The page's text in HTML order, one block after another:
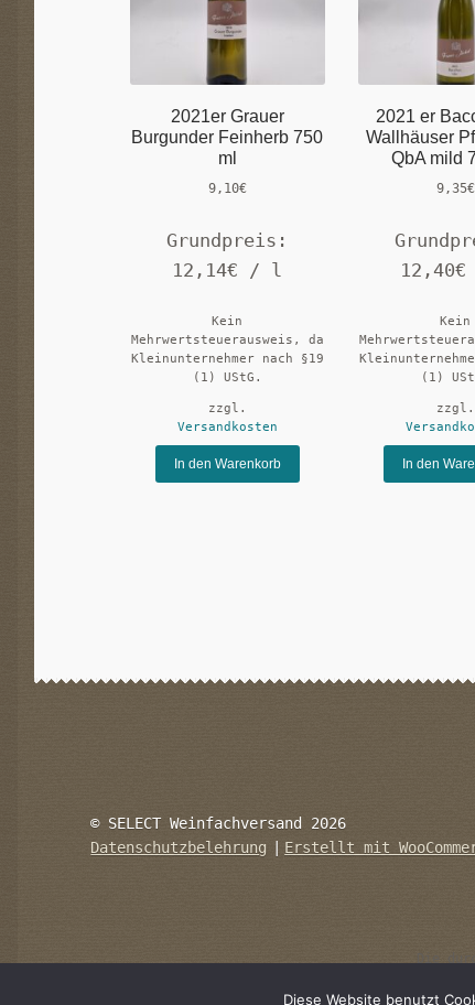
2021er Grauer
Burgunder Feinherb 750
ml
9,10€
Grundpreis:
12,14€ / l
Kein
Mehrwertsteuerausweis, da
Kleinunternehmer nach §19
(1) UStG.
zzgl.
Versandkosten
In den Warenkorb
2021 er
Wallhäuser
QbA mild
9,35€
12,40€
Kein
(1)
zzgl.
In den
© SELECT Weinfachversand 2026
Datenschutzbelehrung
Erstellt mit
Diese Website benutzt